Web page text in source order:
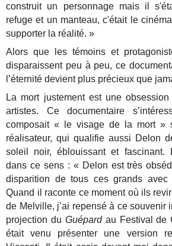
construit un personnage mais il
refuge et un manteau, c'était le
supporter la réalité. »
Alors que les témoins et
disparaissent peu à peu, ce
l’éternité devient plus précieux que
La mort justement est une
artistes. Ce documentaire
composait « le visage de la mort »
réalisateur, qui qualifie aussi Delon
soleil noir, éblouissant et fascinant.
dans ce sens : « Delon est très
disparition de tous ces grands
Quand il raconte ce moment où ils
de Melville, j’ai repensé à ce souvenir
projection du Guépardau Festival de
était venu présenter une version